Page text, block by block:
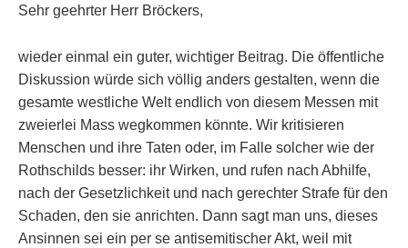
Sehr geehrter Herr Bröckers,
wieder einmal ein guter, wichtiger Beitrag. Die öffentliche
Diskussion würde sich völlig anders gestalten, wenn die
gesamte westliche Welt endlich von diesem Messen mit
zweierlei Mass wegkommen könnte. Wir kritisieren
Menschen und ihre Taten oder, im Falle solcher wie der
Rothschilds besser: ihr Wirken, und rufen nach Abhilfe,
nach der Gesetzlichkeit und nach gerechter Strafe für den
Schaden, den sie anrichten. Dann sagt man uns, dieses
Ansinnen sei ein per se antisemitischer Akt, weil mit